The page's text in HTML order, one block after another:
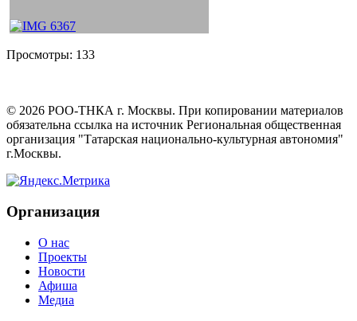
Просмотры: 133
© 2026 РОО-ТНКА г. Москвы. При копировании материалов
обязательна ссылка на источник Региональная общественная
организация "Татарская национально-культурная автономия"
г.Москвы.
Организация
О нас
Проекты
Новости
Афиша
Медиа